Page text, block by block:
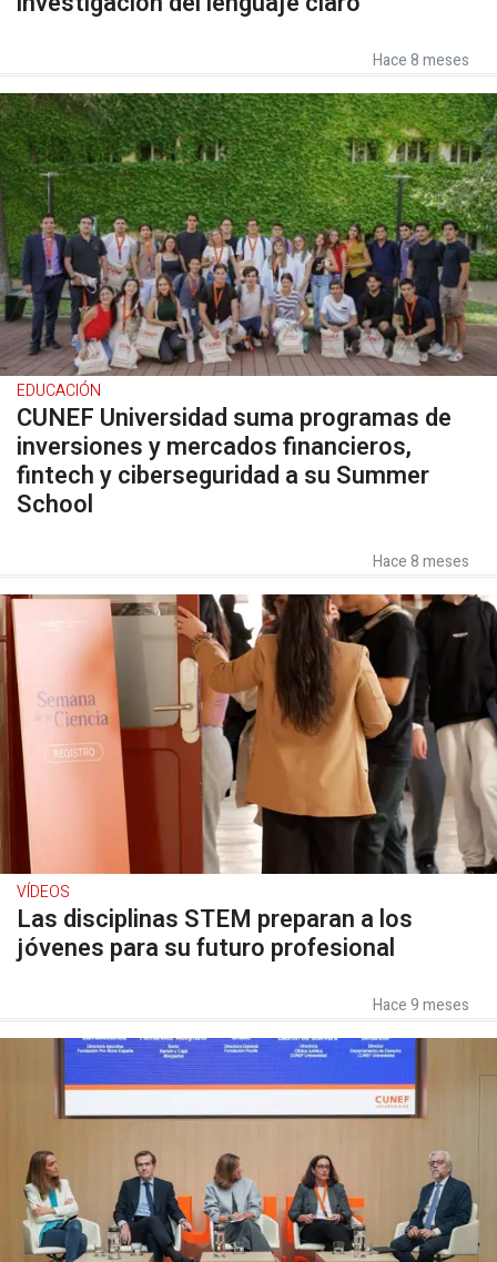
Hace 8 meses
EDUCACIÓN
CUNEF Universidad suma programas de
inversiones y mercados financieros,
fintech y ciberseguridad a su Summer
School
Hace 8 meses
VÍDEOS
Las disciplinas STEM preparan a los
jóvenes para su futuro profesional
Hace 9 meses